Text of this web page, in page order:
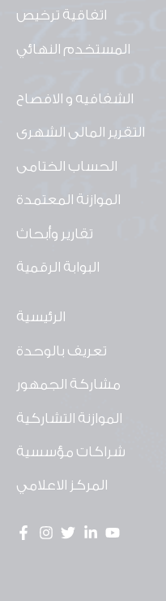
اتفاقية ترخيص
المستخدم النهائي
الشفافيه و الافصاح
التقرير المالى الشهرى
الحساب الختامى
الموازنة المعتمدة
تقارير وأبحاث
البوابة الرقمية
الرئيسية
تعريف بالوحدة
مشاركة الجمهور
الموازنة التشاركية
شراكات مؤسسية
المركز الاعلامي